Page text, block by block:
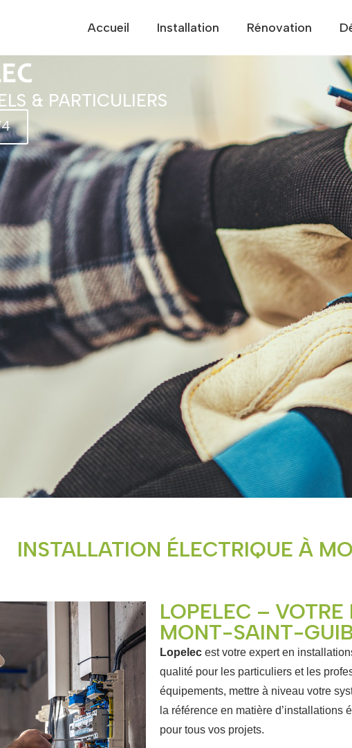
Accueil Installation Rénovation
& PARTICULIERS
INSTALLATION ÉLECTRIQUE À
LOPELEC –
MONT-SAINT-
Lopelec est votre expert en
qualité pour les particuliers et les
équipements, mettre à niveau votre
la référence en matière
pour tous vos projets.